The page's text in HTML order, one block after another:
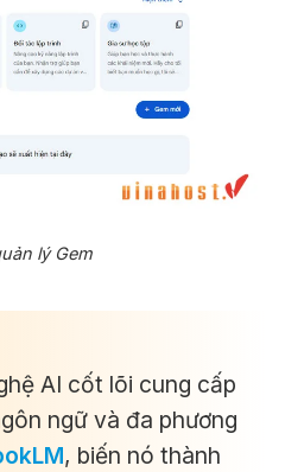
lý Gem
AI cốt lõi cung cấp
ngữ và đa phương
, biến nó thành